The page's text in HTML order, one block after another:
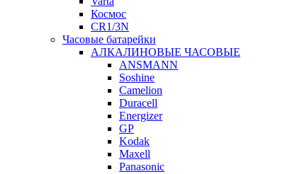
Космос
CR1/3N
Часовые батарейки
АЛКАЛИНОВЫЕ ЧАСОВЫЕ
ANSMANN
Soshine
Camelion
Duracell
Energizer
GP
Kodak
Maxell
Panasonic